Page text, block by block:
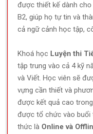
được thiết kế dành
B2, giúp họ tự tin và
cả ngữ cảnh học tập,
Khoá học Luyện thi
tập trung vào cả 4 kỹ
và Viết. Học viên sẽ
vựng cần thiết và
được kết quả cao
được tổ chức vào buổi
thức là Online và